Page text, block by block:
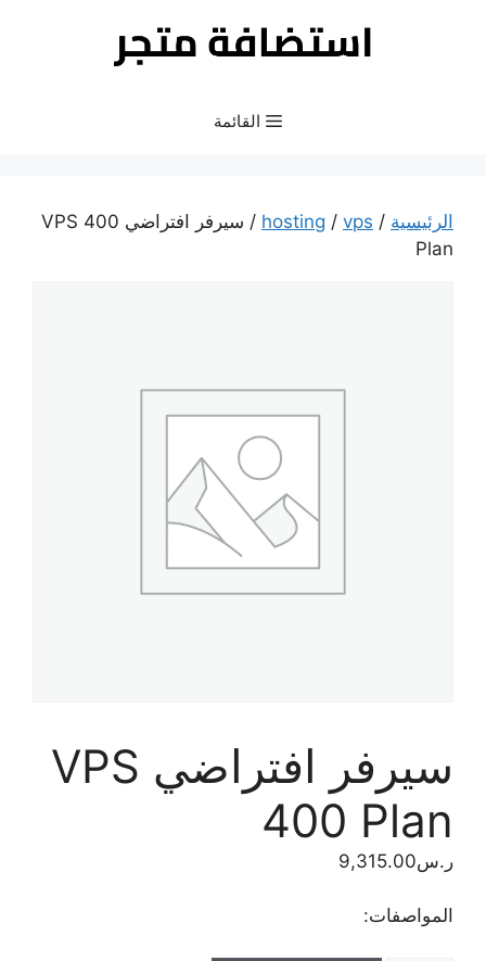
القائمة
الرئيسية /
hosting / vps
/ سيرفر افتراضي VPS 400
Plan
سيرفر افتراضي VPS
400 Plan
ر.س9,315.00
المواصفات: